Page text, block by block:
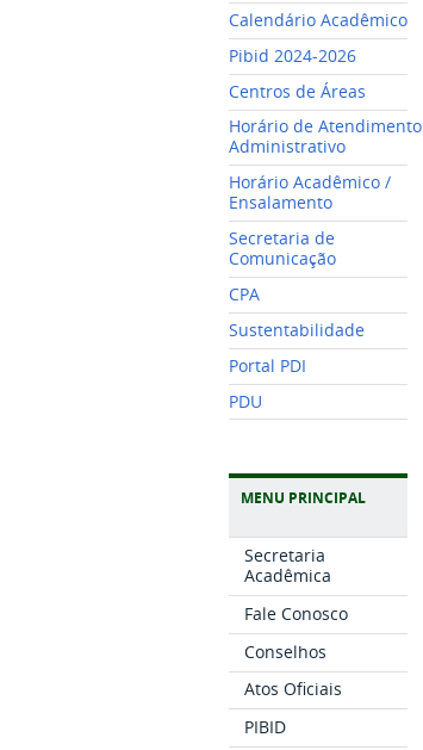
Calendário Acadêmico
Pibid 2024-2026
Centros de Áreas
Horário de Atendimento
Administrativo
Horário Acadêmico /
Ensalamento
Secretaria de
Comunicação
CPA
Sustentabilidade
Portal PDI
PDU
MENU PRINCIPAL
Secretaria
Acadêmica
Fale Conosco
Conselhos
Atos Oficiais
PIBID